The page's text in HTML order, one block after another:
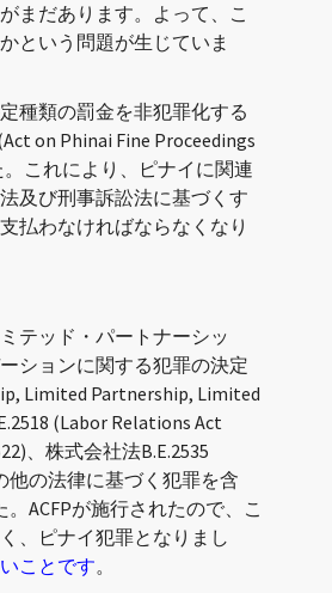
まだあります。よって、こ
という問題が生じていま
種類の罰金を非犯罪化する
on Phinai Fine Proceedings
。これにより、ピナイに関連
及び刑事訴訟法に基づくす
払わなければならなくなり
テッド・パートナーシッ
ションに関する犯罪の決定
Limited Partnership, Limited
(Labor Relations Act
、株式会社法B.E.2535
他の法律に基づく犯罪を含
ACFPが施行されたので、こ
、ピナイ犯罪となりまし
ことです。